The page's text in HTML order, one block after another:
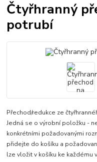
Čtyřhranný
potrubí
Přechod/redukce ze
Jedná se o výrobní položku -
konkrétními požadovanými
přidejte do košíku a
lze vložit v košíku ke každému